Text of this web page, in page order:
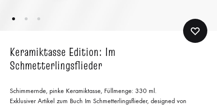
Keramiktasse Edition: Im
Schmetterlingsflieder
Schimmernde, pinke Keramiktasse, Füllmenge: 330 ml.
Exklusiver Artikel zum Buch Im Schmetterlingsflieder, designed von